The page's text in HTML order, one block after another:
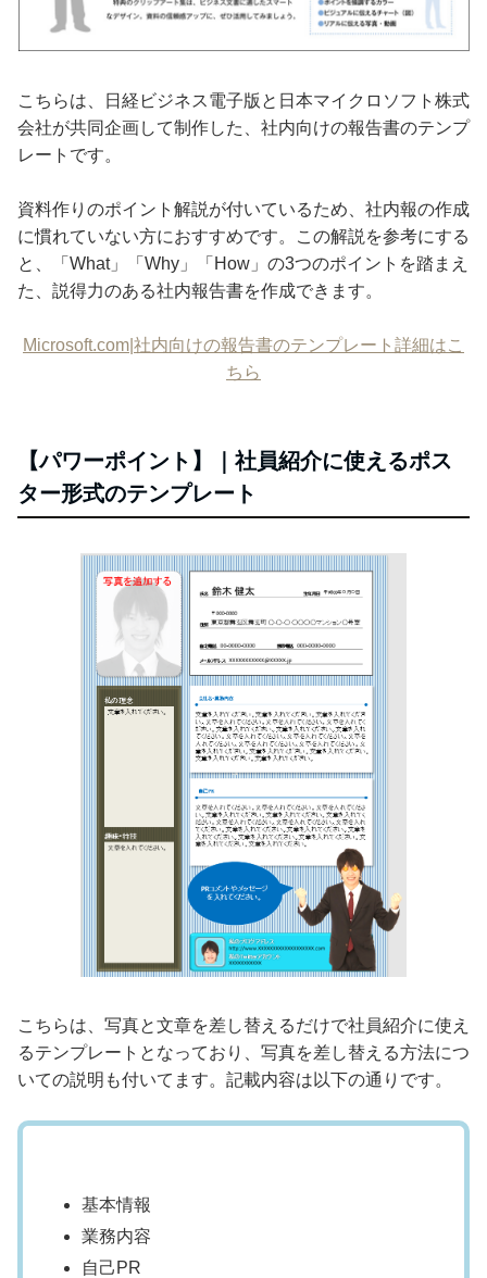
こちらは、日経ビジネス電子版と日本マイクロソフト株式
会社が共同企画して制作した、社内向けの報告書のテンプ
レートです。
資料作りのポイント解説が付いているため、社内報の作成
に慣れていない方におすすめです。この解説を参考にする
と、「What」「Why」「How」の3つのポイントを踏まえ
た、説得力のある社内報告書を作成できます。
Microsoft.com|社内向けの報告書のテンプレート詳細はこ
ちら
【パワーポイント】｜社員紹介に使えるポス
ター形式のテンプレート
こちらは、写真と文章を差し替えるだけで社員紹介に使え
るテンプレートとなっており、写真を差し替える方法につ
いての説明も付いてます。記載内容は以下の通りです。
基本情報
業務内容
自己PR